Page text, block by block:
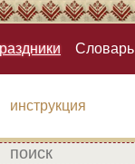
Словарь
инструкция